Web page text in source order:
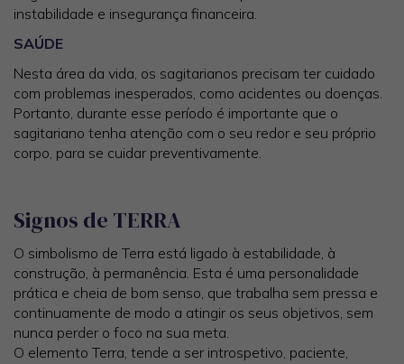
instabilidade e insegurança financeira.
SAÚDE
Nesta área da vida, os sagitarianos precisam ter cuidado
com problemas inesperados, como acidentes ou doenças.
Portanto, durante esse período é importante que o
sagitariano tenha atenção com o seu redor e seu próprio
corpo, para se cuidar preventivamente.
Signos de TERRA
O simbolismo de Terra está ligado à estabilidade, à
construção, à permanência. Esta é uma personalidade
prática e cheia de bom senso, que trabalha sem pressa e
continuamente de modo a atingir os seus objetivos, sem
nunca perder o foco na sua meta.
O elemento Terra, tende a ser introspetivo, paciente,